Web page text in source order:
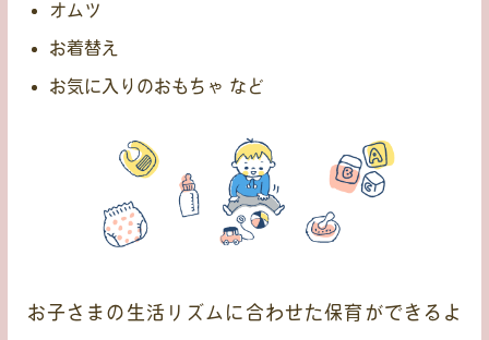
オムツ
お着替え
お気に入りのおもちゃ など
お子さまの生活リズムに合わせた保育ができるよ